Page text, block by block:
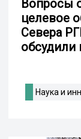
Вопросы
целевое
Севера
обсудили
Наука и